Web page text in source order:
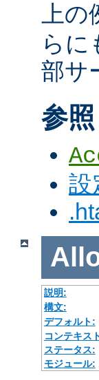
上
らに
部サ
参照
設
説明:
構文:
デフォルト:
コンテキス
ステータス:
モジュール: